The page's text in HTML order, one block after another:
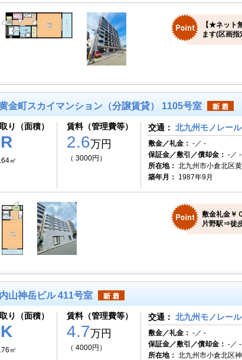
【★ネット
ます(区画
金町スカイマンション（分譲賃貸） 1105号室
り（面積）
㎡
賃料（管理費等）
2.6万円
（ 3000円）
交通： 北九州モノレー
敷金／礼金： -／ -
保証金／敷引／償却金： -／
所在地： 北九州市小倉北区
築年月： 1987年9月
敷金礼金￥
片野駅⇒徒
山神岳ビル 411号室
り（面積）
㎡
賃料（管理費等）
4.7万円
（ 4000円）
交通： 北九州モノレー
敷金／礼金： -／ -
保証金／敷引／償却金： -／
所在地： 北九州市小倉北区